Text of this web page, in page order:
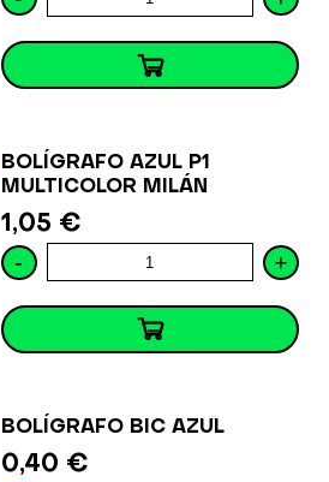
BOLÍGRAFO AZUL P1
MULTICOLOR MILÁN
1,05 €
- +
BOLÍGRAFO BIC AZUL
0,40 €